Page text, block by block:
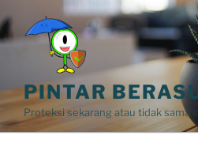
to
content
PINTAR
Proteksi sekarang atau tidak sama